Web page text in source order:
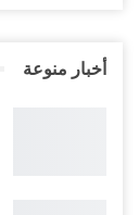
أخبار منوعة